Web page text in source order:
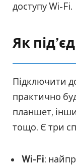
доступу Wi-Fi.
Як
Підключити
практично
планшет,
тощо. Є три
Wi-Fi: